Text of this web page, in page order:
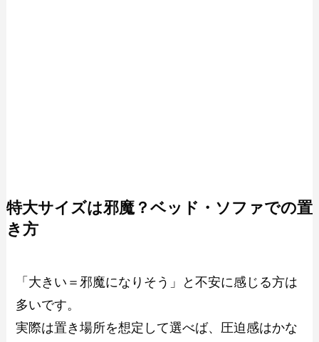
特大サイズは邪魔？ベッド・ソファでの置
き方
「大きい＝邪魔になりそう」と不安に感じる方は
多いです。
実際は置き場所を想定して選べば、圧迫感はかな